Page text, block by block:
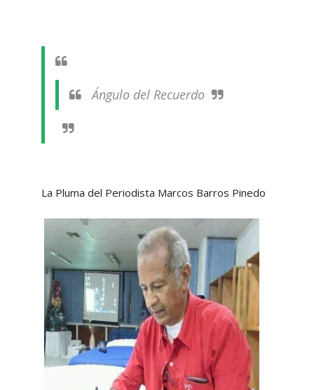
Ángulo del Recuerdo
La Pluma del Periodista Marcos Barros Pinedo